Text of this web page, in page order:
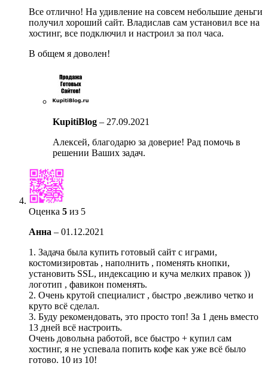
Все отлично! На удивление на совсем небольшие деньги
получил хороший сайт. Владислав сам установил все на
хостинг, все подключил и настроил за пол часа.
В общем я доволен!
KupitiBlog – 27.09.2021
Алексей, благодарю за доверие! Рад помочь в
решении Ваших задач.
Оценка 5 из 5
Анна – 01.12.2021
1. Задача была купить готовый сайт с играми,
костомизировтаь , наполнить , поменять кнопки,
установить SSL, индексацию и куча мелких правок ))
логотип , фавикон поменять.
2. Очень крутой специалист , быстро ,вежливо четко и
круто всё сделал.
3. Буду рекомендовать, это просто топ! За 1 день вместо
13 дней всё настроить.
Очень довольна работой, все быстро + купил сам
хостинг, я не успевала попить кофе как уже всё было
готово. 10 из 10!